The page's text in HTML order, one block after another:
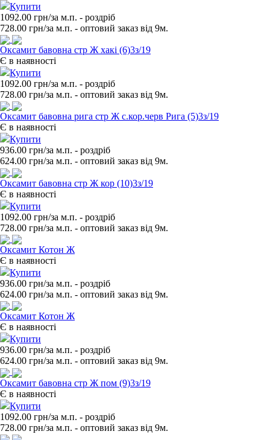
Купити
1092.00 грн/за м.п. - роздрiб
728.00 грн/за м.п. - оптовий заказ вiд 9м.
Оксамит бавовна стр Ж хакі (6)3з/19
Є в наявності
Купити
1092.00 грн/за м.п. - роздрiб
728.00 грн/за м.п. - оптовий заказ вiд 9м.
Оксамит бавовна рига стр Ж с.кор.черв Рига (5)3з/19
Є в наявності
Купити
936.00 грн/за м.п. - роздрiб
624.00 грн/за м.п. - оптовий заказ вiд 9м.
Оксамит бавовна стр Ж кор (10)3з/19
Є в наявності
Купити
1092.00 грн/за м.п. - роздрiб
728.00 грн/за м.п. - оптовий заказ вiд 9м.
Оксамит Котон Ж
Є в наявності
Купити
936.00 грн/за м.п. - роздрiб
624.00 грн/за м.п. - оптовий заказ вiд 9м.
Оксамит Котон Ж
Є в наявності
Купити
936.00 грн/за м.п. - роздрiб
624.00 грн/за м.п. - оптовий заказ вiд 9м.
Оксамит бавовна стр Ж пом (9)3з/19
Є в наявності
Купити
1092.00 грн/за м.п. - роздрiб
728.00 грн/за м.п. - оптовий заказ вiд 9м.